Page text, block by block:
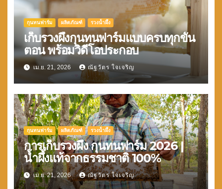
กุนทนฟาร์ม ผลิตภัณฑ์ รวงน้ำผึ้ง
เก็บรวงผึ้งกุนทนฟาร์มแบบครบทุกขั้น
ตอน พร้อมวิดีโอประกอบ
เม.ย. 21, 2026 ณัฐวัตร ใจเจริญ
กุนทนฟาร์ม ผลิตภัณฑ์ รวงน้ำผึ้ง
การเก็บรวงผึ้ง กุนทนฟาร์ม 2026 |
น้ำผึ้งแท้จากธรรมชาติ 100%
เม.ย. 21, 2026 ณัฐวัตร ใจเจริญ